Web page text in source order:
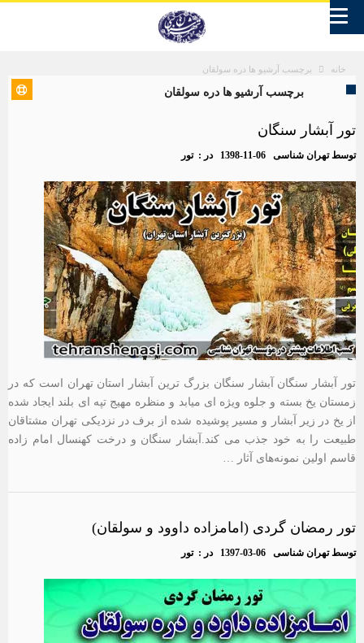
خانه برچسب آرشیو ها دره سولقان
برچسب آرشیو ها دره سولقان
تور آبشار سنگان
توسطتهران شناسی 1398-11-06 در :تور
تور آبشار سنگان آبشار سنگان بزرگ ترین آبشار استان تهران است که در
زمستان یخ بسته و جلوه ویژه ای میابد و منظره مهیج تپه ای بلند ایجاد شده
از یخ در زیر آبشار و مسیر پوشیده شده از برف در نزدیکی تهران مشتاقان
طبیعت را به خود جذب می کند.آبشار سنگان و درخت کهنسال امام زاده
قاسم اولین نمونه‌های آثار …
تور رمضان گردی (امامزاده داوود و سولقان)
توسطتهران شناسی 1397-03-06 در :تور